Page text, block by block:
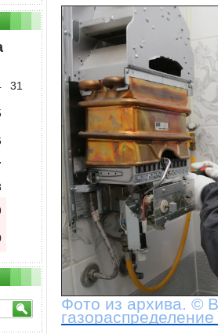
Фото из архива. ©
31